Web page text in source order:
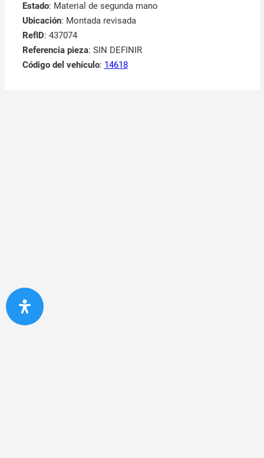
Estado: Material de segunda mano
Ubicación: Montada revisada
RefID: 437074
Referencia pieza: SIN DEFINIR
Código del vehículo: 14618